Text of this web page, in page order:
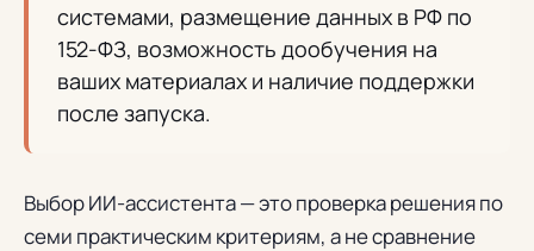
системами, размещение данных в РФ по
152-ФЗ, возможность дообучения на
ваших материалах и наличие поддержки
после запуска.
Выбор ИИ-ассистента — это проверка решения по
семи практическим критериям, а не сравнение